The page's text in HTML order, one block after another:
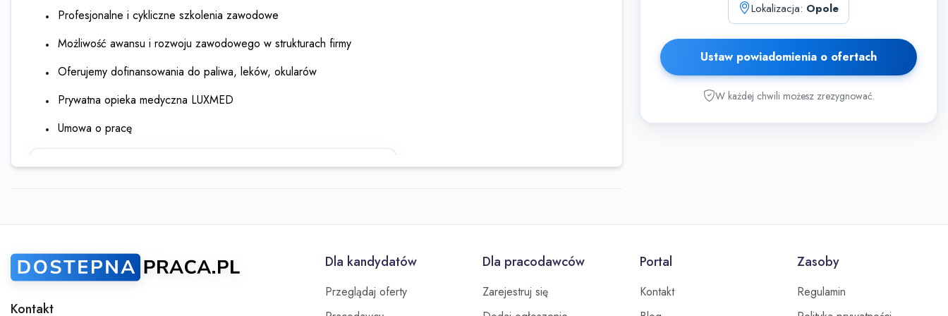
Profesjonalne i cykliczne szkolenia zawodowe
Możliwość awansu i rozwoju zawodowego w strukturach firmy
Oferujemy dofinansowania do paliwa, leków, okularów
Prywatna opieka medyczna LUXMED
Umowa o pracę
Ta oferta wygasła
Lokalizacja: Opole
Ustaw powiadomienia o ofertach
W każdej chwili możesz zrezygnować.
Kontakt
Dla kandydatów
Przeglądaj oferty
Dla pracodawców
Zarejestruj się
Portal
Kontakt
Zasoby
Regulamin